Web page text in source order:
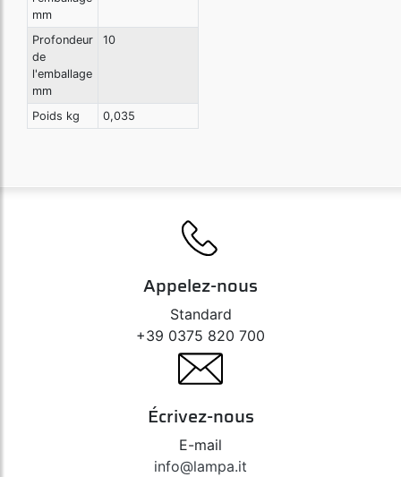
mm
Profondeur
de
l'emballage
mm
10
Poids kg 0,035
Appelez-nous
Standard
+39 0375 820 700
Écrivez-nous
E-mail
info@lampa.it